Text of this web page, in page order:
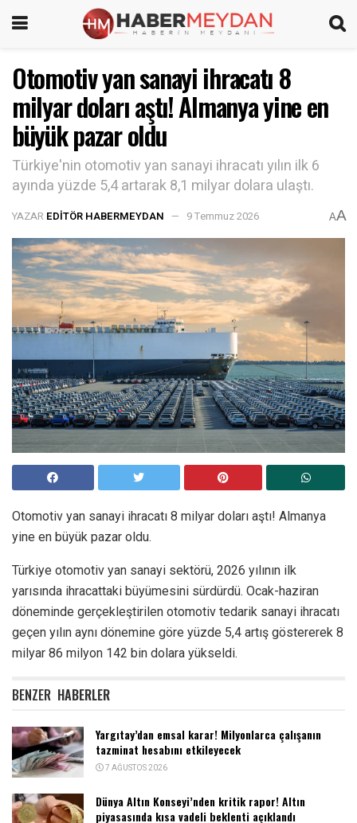
Otomotiv yan sanayi ihracatı 8
milyar doları aştı! Almanya yine en
büyük pazar oldu
Türkiye'nin otomotiv yan sanayi ihracatı yılın ilk 6
ayında yüzde 5,4 artarak 8,1 milyar dolara ulaştı.
YAZAR EDITÖR HABERMEYDAN 9 Temmuz 2026 AA
Otomotiv yan sanayi ihracatı 8 milyar doları aştı! Almanya
yine en büyük pazar oldu.
Türkiye otomotiv yan sanayi sektörü, 2026 yılının ilk
yarısında ihracattaki büyümesini sürdürdü. Ocak-haziran
döneminde gerçekleştirilen otomotiv tedarik sanayi ihracatı
geçen yılın aynı dönemine göre yüzde 5,4 artış göstererek 8
milyar 86 milyon 142 bin dolara yükseldi.
BENZER HABERLER
Yargıtay’dan emsal karar! Milyonlarca çalışanın
tazminat hesabını etkileyecek
7 AĞUSTOS 2026
Dünya Altın Konseyi’nden kritik rapor! Altın
piyasasında kısa vadeli beklenti açıklandı